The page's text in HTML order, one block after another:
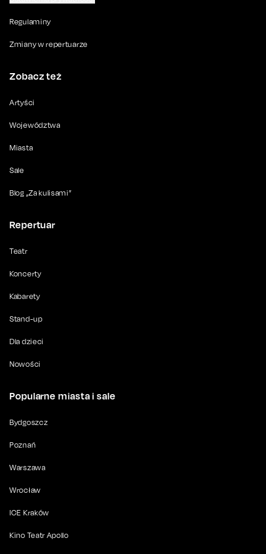
Regulaminy
Zmiany w repertuarze
Zobacz też
Artyści
Województwa
Miasta
Sale
Blog „Za kulisami”
Repertuar
Teatr
Koncerty
Kabarety
Stand-up
Dla dzieci
Nowości
Popularne miasta i sale
Bydgoszcz
Poznań
Warszawa
Wrocław
ICE Kraków
Kino Teatr Apollo